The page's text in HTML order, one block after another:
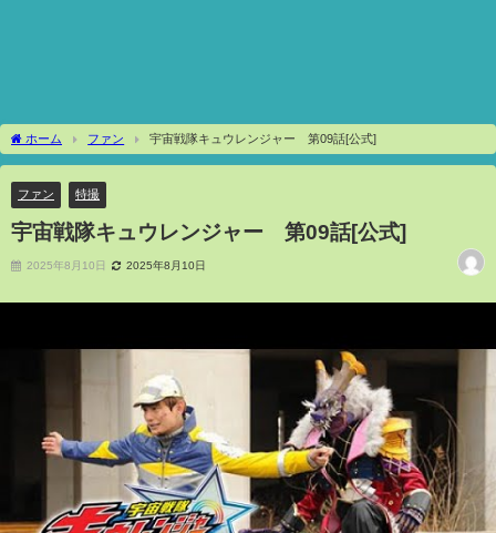
ホーム ファン 宇宙戦隊キュウレンジャー 第09話[公式]
ファン 特撮
宇宙戦隊キュウレンジャー 第09話[公式]
2025年8月10日 2025年8月10日